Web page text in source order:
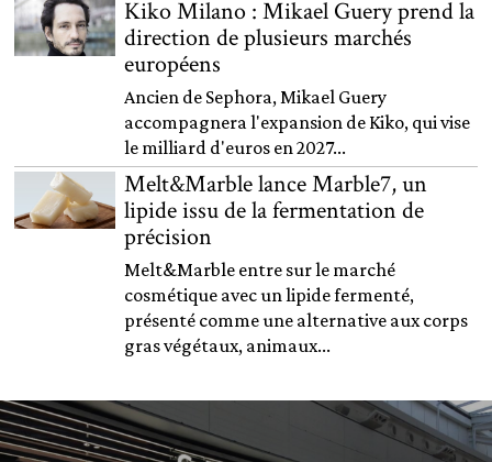
Kiko Milano : Mikael Guery prend la
direction de plusieurs marchés
européens
Ancien de Sephora, Mikael Guery
accompagnera l'expansion de Kiko, qui vise
le milliard d'euros en 2027...
Melt&Marble lance Marble7, un
lipide issu de la fermentation de
précision
Melt&Marble entre sur le marché
cosmétique avec un lipide fermenté,
présenté comme une alternative aux corps
gras végétaux, animaux...